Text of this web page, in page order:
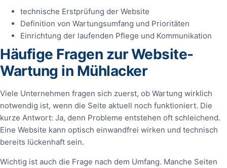
technische Erstprüfung der Website
Definition von Wartungsumfang und Prioritäten
Einrichtung der laufenden Pflege und Kommunikation
Häufige Fragen zur Website-
Wartung in Mühlacker
Viele Unternehmen fragen sich zuerst, ob Wartung wirklich
notwendig ist, wenn die Seite aktuell noch funktioniert. Die
kurze Antwort: Ja, denn Probleme entstehen oft schleichend.
Eine Website kann optisch einwandfrei wirken und technisch
bereits lückenhaft sein.
Wichtig ist auch die Frage nach dem Umfang. Manche Seiten